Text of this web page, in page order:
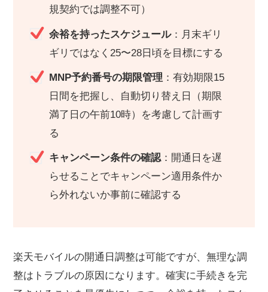
規契約では調整不可）
余裕を持ったスケジュール：月末ギリ
ギリではなく25〜28日頃を目標にする
MNP予約番号の期限管理 ：有効期限15
日間を把握し、自動切り替え日（期限
満了日の午前10時）を考慮して計画す
る
キャンペーン条件の確認：開通日を遅
らせることでキャンペーン適用条件か
ら外れないか事前に確認する
楽天モバイルの開通日調整は可能ですが、無理な調
整はトラブルの原因になります。確実に手続きを完